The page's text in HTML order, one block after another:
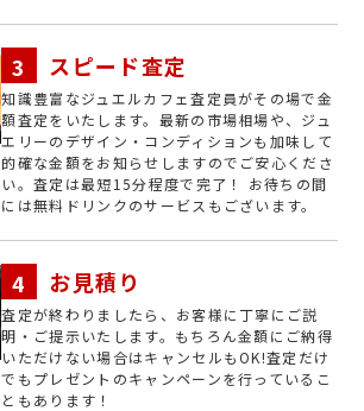
スピード査定
知識豊富なジュエルカフェ査定員がその場で金
額査定をいたします。最新の市場相場や、ジュ
エリーのデザイン・コンディションも加味して
的確な金額をお知らせしますのでご安心くださ
い。査定は最短15分程度で完了！ お待ちの間
には無料ドリンクのサービスもございます。
お見積り
査定が終わりましたら、お客様に丁寧にご説
明・ご提示いたします。もちろん金額にご納得
いただけない場合はキャンセルもOK!査定だけ
でもプレゼントのキャンペーンを行っているこ
ともあります！